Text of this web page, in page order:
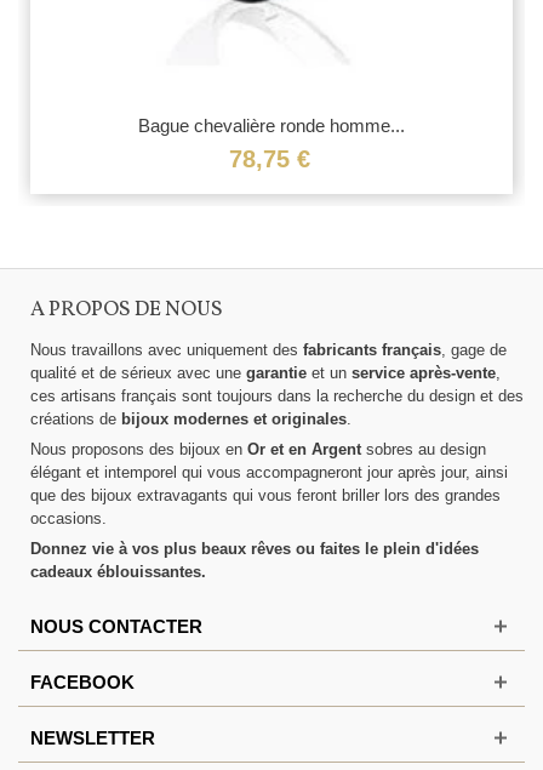
Bague chevalière ronde homme...
78,75 €
A PROPOS DE NOUS
Nous travaillons avec uniquement des fabricants français , gage de
qualité et de sérieux avec une garantie et un service après-vente
ces artisans français sont toujours dans la recherche du design et des
créations de bijoux modernes et originales
Nous proposons des bijoux en Or et en Argent sobres au design
élégant et intemporel qui vous accompagneront jour après jour, ainsi
que des bijoux extravagants qui vous feront briller lors des grandes
occasions.
Donnez vie à vos plus beaux rêves ou faites le plein d'idées
cadeaux éblouissantes.
NOUS CONTACTER
FACEBOOK
NEWSLETTER